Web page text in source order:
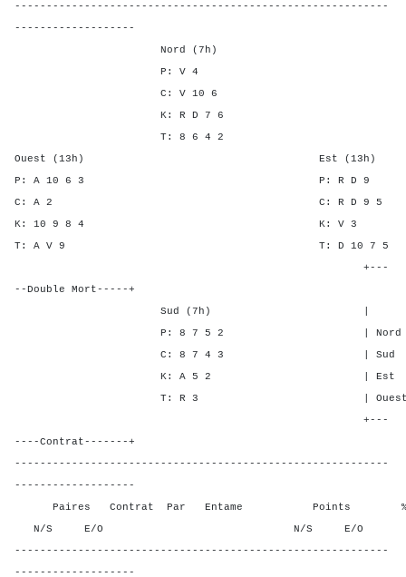
-----------------------------------------------------------
-------------------
Nord (7h)
P: V 4
C: V 10 6
K: R D 7 6
T: 8 6 4 2
Ouest (13h) Est (13h)
P: A 10 6 3 P: R
C: A 2 C: R D
K: 10 9 8 4 K:
T: A V 9 T: D 10
+---
--Double Mort-----+
Sud (7h) | SA P C
P: 8 7 5 2 | Nord -
C: 8 7 4 3 | Sud - -
K: A 5 2 | Est 4 5
T: R 3 | Ouest 4 5
+---
----Contrat-------+
-----------------------------------------------------------
-------------------
Paires Contrat Par Entame Points %
N/S E/O N/S E/O N/
-----------------------------------------------------------
-------------------